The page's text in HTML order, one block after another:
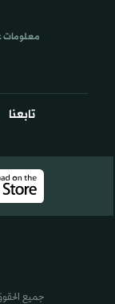
تابعنا
معلومات
جميع